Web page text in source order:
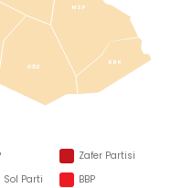
NZP
OĞZ
KRK
Sol Parti
Zafer Partisi
BBP